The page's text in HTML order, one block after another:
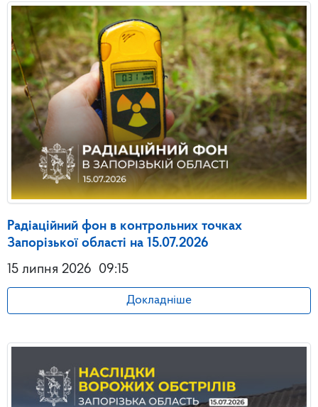
Радіаційний фон в контрольних точках
Запорізької області на 15.07.2026
15 липня 2026 09:15
Докладніше